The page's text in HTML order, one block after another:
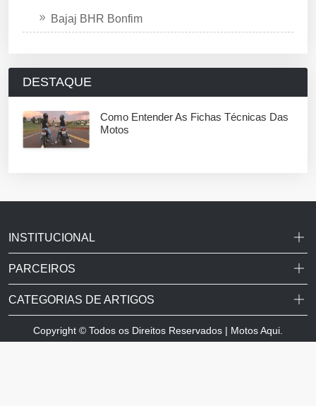
Bajaj BHR Bonfim
DESTAQUE
Como Entender As Fichas Técnicas Das
Motos
INSTITUCIONAL
PARCEIROS
CATEGORIAS DE ARTIGOS
Copyright © Todos os Direitos Reservados | Motos Aqui.